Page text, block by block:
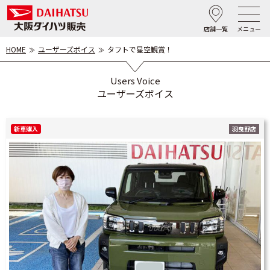
店舗一覧 メニュー
HOME ユーザーズボイス タフトで星空観賞！
Users Voice
ユーザーズボイス
新車購入 羽曳野店